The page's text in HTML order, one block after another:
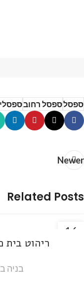
ספסלספסל רחוב
Newer
Related Posts
16
ריהוט בית
בניה